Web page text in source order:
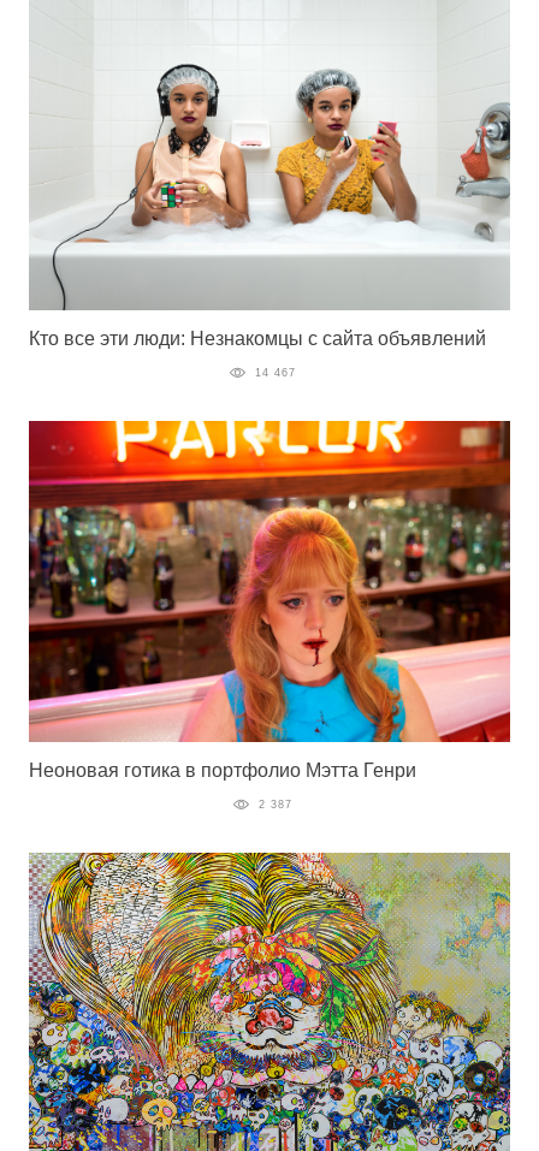
Кто все эти люди: Незнакомцы с сайта объявлений
14 467
Неоновая готика в портфолио Мэтта Генри
2 387